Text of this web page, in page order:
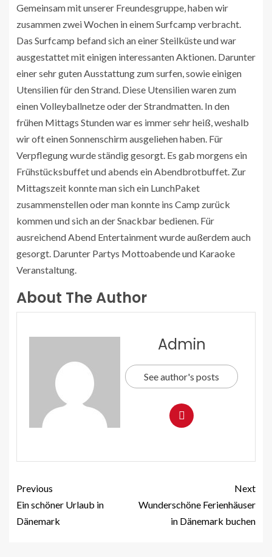
Gemeinsam mit unserer Freundesgruppe, haben wir
zusammen zwei Wochen in einem Surfcamp verbracht.
Das Surfcamp befand sich an einer Steilküste und war
ausgestattet mit einigen interessanten Aktionen. Darunter
einer sehr guten Ausstattung zum surfen, sowie einigen
Utensilien für den Strand. Diese Utensilien waren zum
einen Volleyballnetze oder der Strandmatten. In den
frühen Mittags Stunden war es immer sehr heiß, weshalb
wir oft einen Sonnenschirm ausgeliehen haben. Für
Verpflegung wurde ständig gesorgt. Es gab morgens ein
Frühstücksbuffet und abends ein Abendbrotbuffet. Zur
Mittagszeit konnte man sich ein LunchPaket
zusammenstellen oder man konnte ins Camp zurück
kommen und sich an der Snackbar bedienen. Für
ausreichend Abend Entertainment wurde außerdem auch
gesorgt. Darunter Partys Mottoabende und Karaoke
Veranstaltung.
About The Author
Admin
See author's posts
Previous
Ein schöner Urlaub in
Dänemark
Next
Wunderschöne Ferienhäuser
in Dänemark buchen